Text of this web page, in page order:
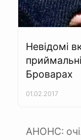
Невідомі
Броварах
01.02.2017
АНОНС: